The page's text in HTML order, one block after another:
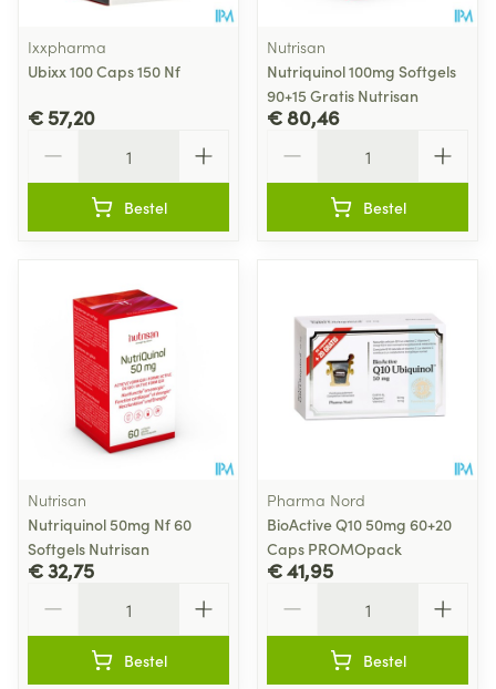
Ixxpharma
Ubixx 100 Caps 150 Nf
€ 57,20
Bestel
Nutrisan
Nutriquinol 100mg Softgels
90+15 Gratis Nutrisan
€ 80,46
Bestel
Nutrisan
Nutriquinol 50mg Nf 60
Softgels Nutrisan
€ 32,75
Bestel
Pharma Nord
BioActive Q10 50mg 60+20
Caps PROMOpack
€ 41,95
Bestel